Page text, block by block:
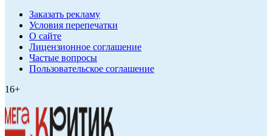
Заказать рекламу
Условия перепечатки
О сайте
Лицензионное соглашение
Частые вопросы
Пользовательское соглашение
16+